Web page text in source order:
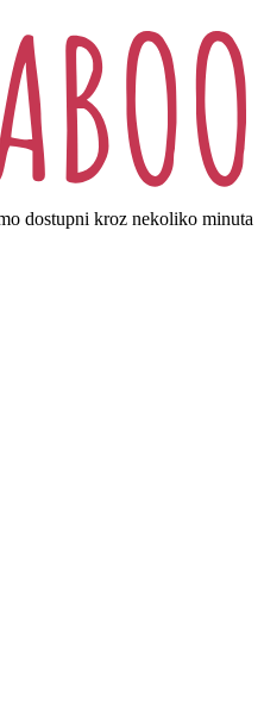
dostupni kroz nekoliko minuta